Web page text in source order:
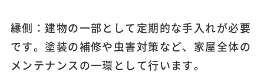
縁側：建物の一部として定期的な手入れが必要
です。塗装の補修や虫害対策など、家屋全体の
メンテナンスの一環として行います。